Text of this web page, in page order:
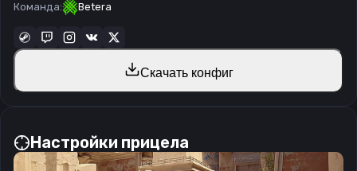
Команда: Betera
Скачать конфиг
Настройки прицела